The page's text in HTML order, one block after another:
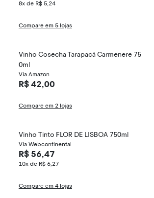
8x de R$ 5,24
Compare em 5 lojas
Vinho Cosecha Tarapacá Carmenere 75
0ml
Via Amazon
R$ 42,00
Compare em 2 lojas
Vinho Tinto FLOR DE LISBOA 750ml
Via Webcontinental
R$ 56,47
10x de R$ 6,27
Compare em 4 lojas